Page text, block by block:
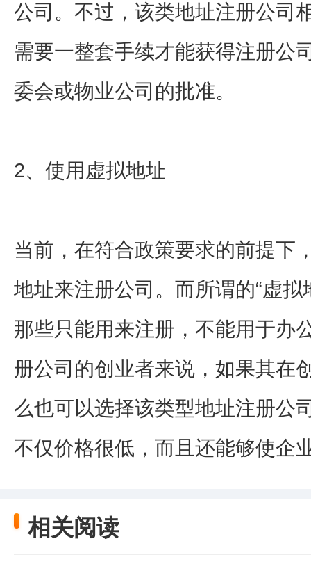
公司。不过，该类地址注册公司
需要一整套手续才能获得注册公
委会或物业公司的批准。
2、使用虚拟地址
当前，在符合政策要求的前提下
地址来注册公司。而所谓的“虚
那些只能用来注册，不能用于办
册公司的创业者来说，如果其在
么也可以选择该类型地址注册公
不仅价格很低，而且还能够使企
相关阅读